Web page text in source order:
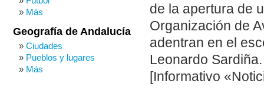
de la apertura de
Organización de
adentran en el
Leonardo
[Informativo
Más
Geografía de Andalucía
Ciudades
Pueblos y lugares
Más